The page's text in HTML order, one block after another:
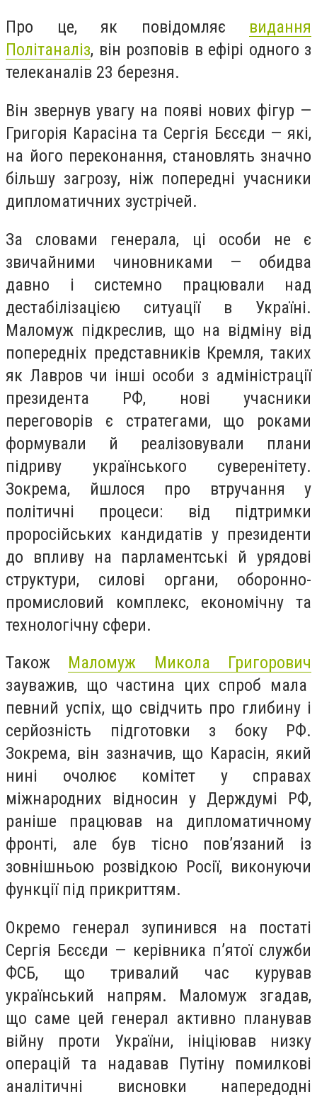
Про це, як повідомляє видання
Політаналіз, він розповів в ефірі одного з
телеканалів 23 березня.
Він звернув увагу на появі нових фігур —
Григорія Карасіна та Сергія Бєсєди — які,
на його переконання, становлять значно
більшу загрозу, ніж попередні учасники
дипломатичних зустрічей.
За словами генерала, ці особи не є
звичайними чиновниками — обидва
давно і системно працювали над
дестабілізацією ситуації в Україні.
Маломуж підкреслив, що на відміну від
попередніх представників Кремля, таких
як Лавров чи інші особи з адміністрації
президента РФ, нові учасники
переговорів є стратегами, що роками
формували й реалізовували плани
підриву українського суверенітету.
Зокрема, йшлося про втручання у
політичні процеси: від підтримки
проросійських кандидатів у президенти
до впливу на парламентські й урядові
структури, силові органи, оборонно-
промисловий комплекс, економічну та
технологічну сфери.
Також Маломуж Микола Григорович
зауважив, що частина цих спроб мала
певний успіх, що свідчить про глибину і
серйозність підготовки з боку РФ.
Зокрема, він зазначив, що Карасін, який
нині очолює комітет у справах
міжнародних відносин у Держдумі РФ,
раніше працював на дипломатичному
фронті, але був тісно пов’язаний із
зовнішньою розвідкою Росії, виконуючи
функції під прикриттям.
Окремо генерал зупинився на постаті
Сергія Бєсєди — керівника п’ятої служби
ФСБ, що тривалий час курував
український напрям. Маломуж згадав,
що саме цей генерал активно планував
війну проти України, ініціював низку
операцій та надавав Путіну помилкові
аналітичні висновки напередодні